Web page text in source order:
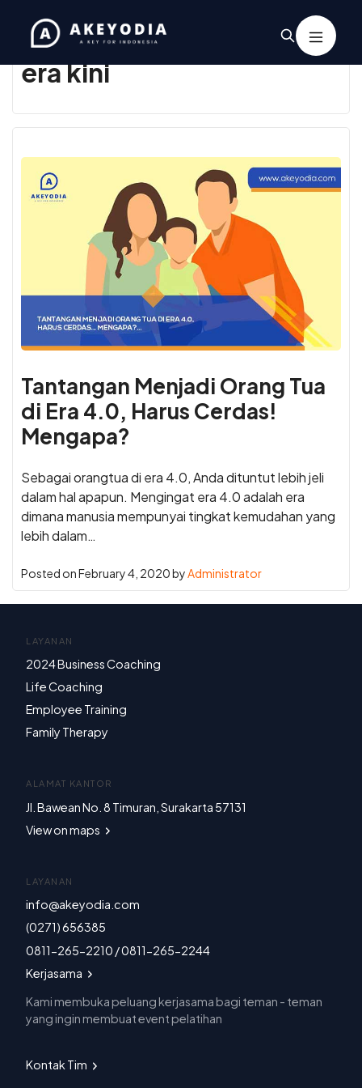
Tag:tantangan orang tua
era kini
Tantangan Menjadi Orang Tua
di Era 4.0, Harus Cerdas!
Mengapa?
Sebagai orangtua di era 4.0, Anda dituntut lebih jeli
dalam hal apapun. Mengingat era 4.0 adalah era
dimana manusia mempunyai tingkat kemudahan yang
lebih dalam…
Posted onFebruary 4, 2020by Administrator
LAYANAN
2024 Business Coaching
Life Coaching
Employee Training
Family Therapy
ALAMAT KANTOR
Jl. Bawean No. 8 Timuran, Surakarta 57131
View on maps
LAYANAN
info@akeyodia.com
(0271) 656385
0811-265-2210 / 0811-265-2244
Kerjasama
Kami membuka peluang kerjasama bagi teman - teman
yang ingin membuat event pelatihan
Kontak Tim